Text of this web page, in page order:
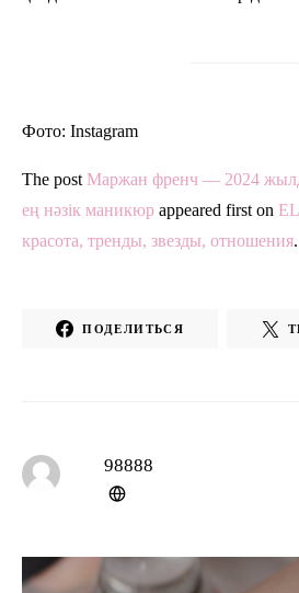
Фото: Instagram
The post Маржан френч — 2024
ең нәзік маникюр appeared first on
красота, тренды, звезды, отношения.
ПОДЕЛИТЬСЯ
98888